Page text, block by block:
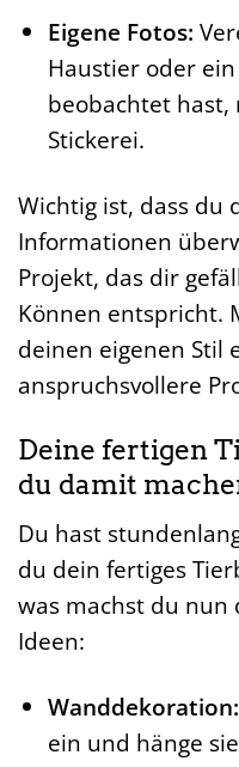
Eigene Fotos:
Haustier oder
beobachtet
Stickerei.
Wichtig ist, dass du
Informationen
Projekt, das dir
Können entspricht.
deinen eigenen Stil
anspruchsvollere
Deine fertigen
du damit
Du hast
du dein fertiges
was machst du nun
Ideen:
Wanddekoration:
ein und hänge